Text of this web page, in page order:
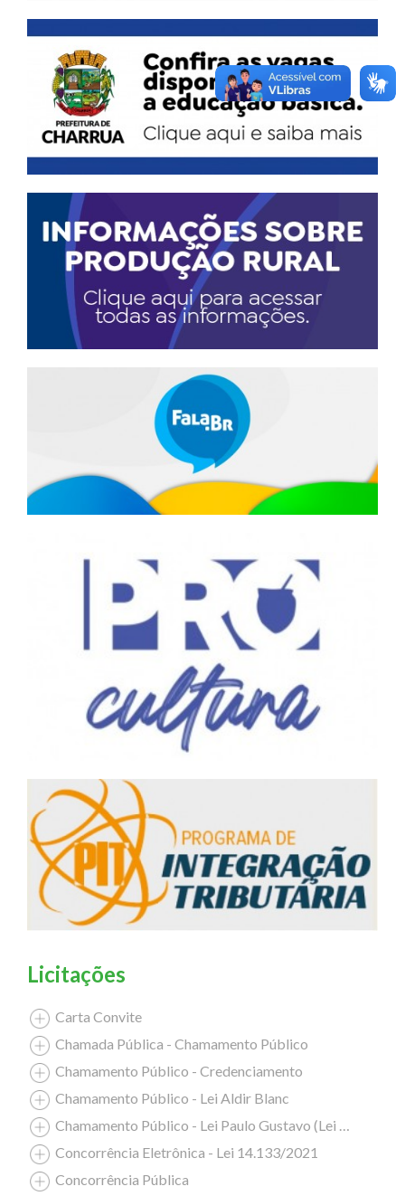
Licitações
Carta Convite
Chamada Pública - Chamamento Público
Chamamento Público - Credenciamento
Chamamento Público - Lei Aldir Blanc
Chamamento Público - Lei Paulo Gustavo (Lei Complementar nº 195/2022)
Concorrência Eletrônica - Lei 14.133/2021
Concorrência Pública